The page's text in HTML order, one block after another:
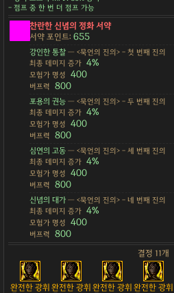
- 점프 중 한 번 더 점프 가능
찬란한 신념의 정화 서약
서약 포인트:655
강인한 통찰— <묵언의 진의> - 첫 번째 진의
최종 데미지 증가 4%
모험가 명성 400
버프력 800
포용의 권능— <묵언의 진의> - 두 번째 진의
최종 데미지 증가 4%
모험가 명성 400
버프력 800
심연의 고동— <묵언의 진의> - 세 번째 진의
최종 데미지 증가 4%
모험가 명성 400
버프력 800
신념의 대가— <묵언의 진의> - 네 번째 진의
최종 데미지 증가 4%
모험가 명성 400
버프력 800
결정 11개
완전한 광휘 완전한 광휘 완전한 광휘 완전한 광휘